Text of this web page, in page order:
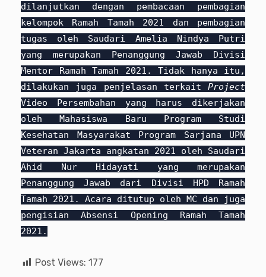
dilanjutkan dengan pembacaan pembagian
kelompok Ramah Tamah 2021 dan pembagian
tugas oleh Saudari Amelia Nindya Putri
yang merupakan Penanggung Jawab Divisi
Mentor Ramah Tamah 2021. Tidak hanya itu,
dilakukan juga penjelasan terkait Project
Video Persembahan yang harus dikerjakan
oleh Mahasiswa Baru Program Studi
Kesehatan Masyarakat Program Sarjana UPN
Veteran Jakarta angkatan 2021 oleh Saudari
Ahid Nur Hidayati yang merupakan
Penanggung Jawab dari Divisi HPD Ramah
Tamah 2021. Acara ditutup oleh MC dan juga
pengisian Absensi Opening Ramah Tamah
2021.
Post Views: 177